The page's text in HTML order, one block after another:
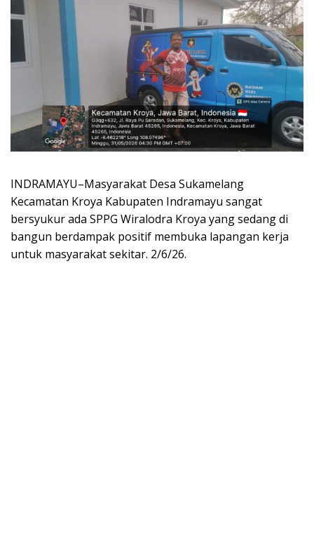
INDRAMAYU–Masyarakat Desa Sukamelang
Kecamatan Kroya Kabupaten Indramayu sangat
bersyukur ada SPPG Wiralodra Kroya yang sedang di
bangun berdampak positif membuka lapangan kerja
untuk masyarakat sekitar. 2/6/26.